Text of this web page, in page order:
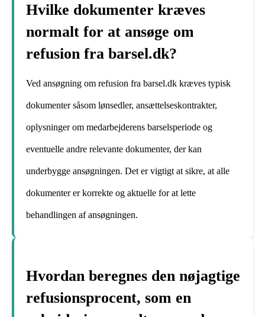
Hvilke dokumenter kræves
normalt for at ansøge om
refusion fra barsel.dk?
Ved ansøgning om refusion fra barsel.dk kræves typisk
dokumenter såsom lønsedler, ansættelseskontrakter,
oplysninger om medarbejderens barselsperiode og
eventuelle andre relevante dokumenter, der kan
underbygge ansøgningen. Det er vigtigt at sikre, at alle
dokumenter er korrekte og aktuelle for at lette
behandlingen af ansøgningen.
Hvordan beregnes den nøjagtige
refusionsprocent, som en